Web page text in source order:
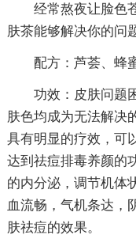
经常熬夜让脸色苍
肤茶能够解决你的问
配方：芦荟、蜂蜜
功效：皮肤问题困
肤色均成为无法解决
具有明显的疗效，可
达到祛痘排毒养颜的
的内分泌，调节机体
血流畅，气机条达，
肤祛痘的效果。